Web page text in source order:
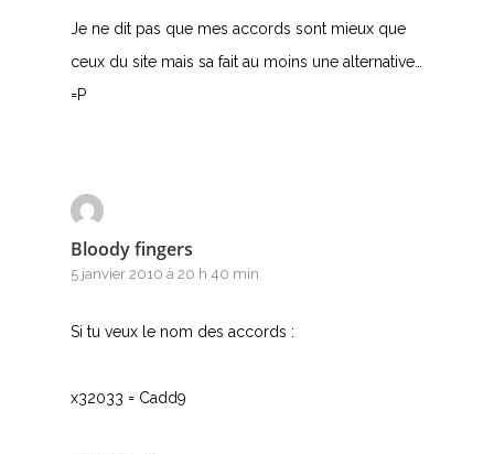
Je ne dit pas que mes accords sont mieux que
ceux du site mais sa fait au moins une alternative…
=P
Bloody fingers
5 janvier 2010 à 20 h 40 min
Si tu veux le nom des accords :
x32033 = Cadd9
Y